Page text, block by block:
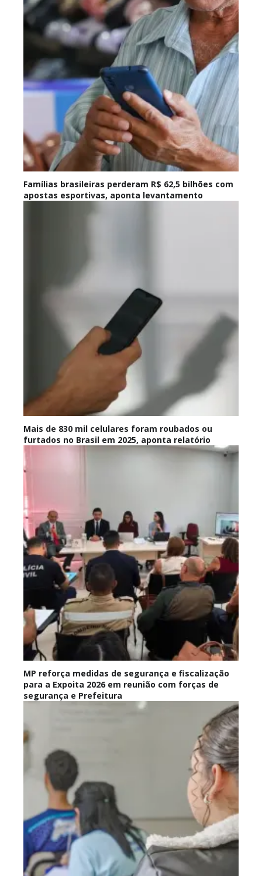
Famílias brasileiras perderam R$ 62,5 bilhões com
apostas esportivas, aponta levantamento
Mais de 830 mil celulares foram roubados ou
furtados no Brasil em 2025, aponta relatório
MP reforça medidas de segurança e fiscalização
para a Expoita 2026 em reunião com forças de
segurança e Prefeitura